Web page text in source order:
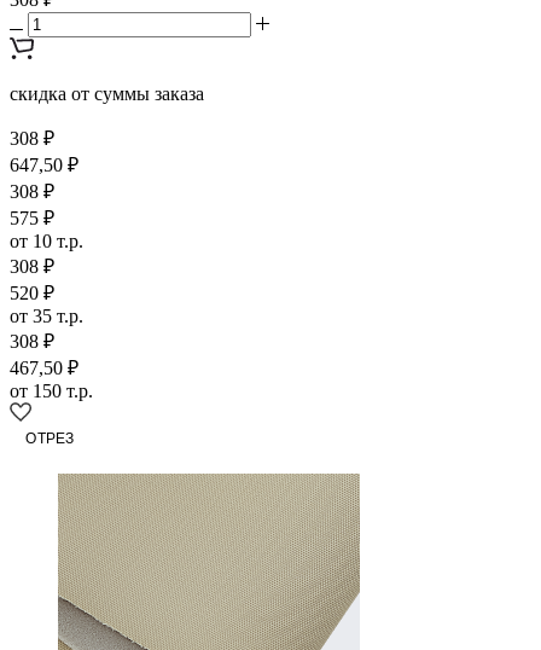
308 ₽
скидка от суммы заказа
647,50 ₽
308 ₽
575 ₽
от 10 т.р.
308 ₽
520 ₽
от 35 т.р.
467,50 ₽
от 150 т.р.